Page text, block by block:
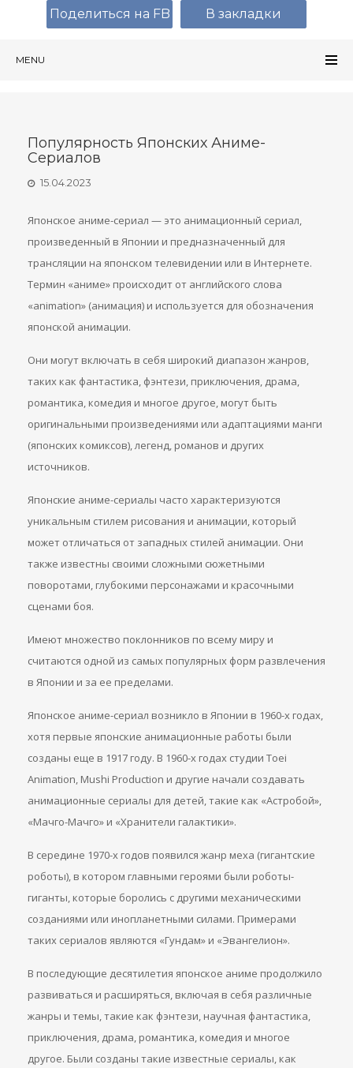
MENU
Популярность Японских Аниме-
Сериалов
15.04.2023
Японское аниме-сериал — это анимационный сериал,
произведенный в Японии и предназначенный для
трансляции на японском телевидении или в Интернете.
Термин «аниме» происходит от английского слова
«animation» (анимация) и используется для обозначения
японской анимации.
Они могут включать в себя широкий диапазон жанров,
таких как фантастика, фэнтези, приключения, драма,
романтика, комедия и многое другое, могут быть
оригинальными произведениями или адаптациями манги
(японских комиксов), легенд, романов и других
источников.
Японские аниме-сериалы часто характеризуются
уникальным стилем рисования и анимации, который
может отличаться от западных стилей анимации. Они
также известны своими сложными сюжетными
поворотами, глубокими персонажами и красочными
сценами боя.
Имеют множество поклонников по всему миру и
считаются одной из самых популярных форм развлечения
в Японии и за ее пределами.
Японское аниме-сериал возникло в Японии в 1960-х годах,
хотя первые японские анимационные работы были
созданы еще в 1917 году. В 1960-х годах студии Toei
Animation, Mushi Production и другие начали создавать
анимационные сериалы для детей, такие как «Астробой»,
«Мачго-Мачго» и «Хранители галактики».
В середине 1970-х годов появился жанр меха (гигантские
роботы), в котором главными героями были роботы-
гиганты, которые боролись с другими механическими
созданиями или инопланетными силами. Примерами
таких сериалов являются «Гундам» и «Эвангелион».
В последующие десятилетия японское аниме продолжило
развиваться и расширяться, включая в себя различные
жанры и темы, такие как фэнтези, научная фантастика,
приключения, драма, романтика, комедия и многое
другое. Были созданы такие известные сериалы, как
Поделиться на FB В закладки